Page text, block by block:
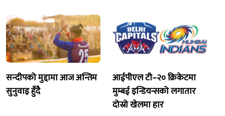
सन्दीपको मुद्दामा आज अन्तिम
सुनुवाइ हुँदै
आईपीएल टी–२० क्रिकेटमा
मुम्बई इन्डियन्सको लगातार
दोस्रो खेलमा हार